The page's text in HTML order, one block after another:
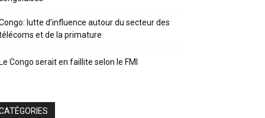
lutte d’influence autour du secteur des
et de la primature
Congo serait en faillite selon le FMI